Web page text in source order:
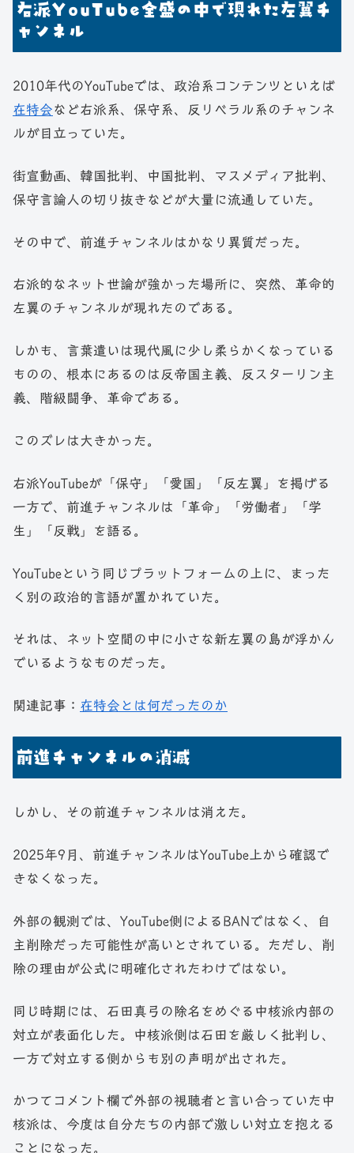
右派YouTube全盛の中で現れた左翼チ
ャンネル
2010年代のYouTubeでは、政治系コンテンツといえば
在特会など右派系、保守系、反リベラル系のチャンネ
ルが目立っていた。
街宣動画、韓国批判、中国批判、マスメディア批判、
保守言論人の切り抜きなどが大量に流通していた。
その中で、前進チャンネルはかなり異質だった。
右派的なネット世論が強かった場所に、突然、革命的
左翼のチャンネルが現れたのである。
しかも、言葉遣いは現代風に少し柔らかくなっている
ものの、根本にあるのは反帝国主義、反スターリン主
義、階級闘争、革命である。
このズレは大きかった。
右派YouTubeが「保守」「愛国」「反左翼」を掲げる
一方で、前進チャンネルは「革命」「労働者」「学
生」「反戦」を語る。
YouTubeという同じプラットフォームの上に、まった
く別の政治的言語が置かれていた。
それは、ネット空間の中に小さな新左翼の島が浮かん
でいるようなものだった。
関連記事： 在特会とは何だったのか
前進チャンネルの消滅
しかし、その前進チャンネルは消えた。
2025年9月、前進チャンネルはYouTube上から確認で
きなくなった。
外部の観測では、YouTube側によるBANではなく、自
主削除だった可能性が高いとされている。ただし、削
除の理由が公式に明確化されたわけではない。
同じ時期には、石田真弓の除名をめぐる中核派内部の
対立が表面化した。中核派側は石田を厳しく批判し、
一方で対立する側からも別の声明が出された。
かつてコメント欄で外部の視聴者と言い合っていた中
核派は、今度は自分たちの内部で激しい対立を抱える
ことになった。